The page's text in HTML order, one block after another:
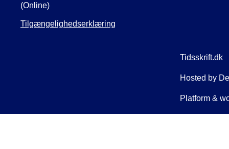
(Online)
Tilgængelighedserklæring